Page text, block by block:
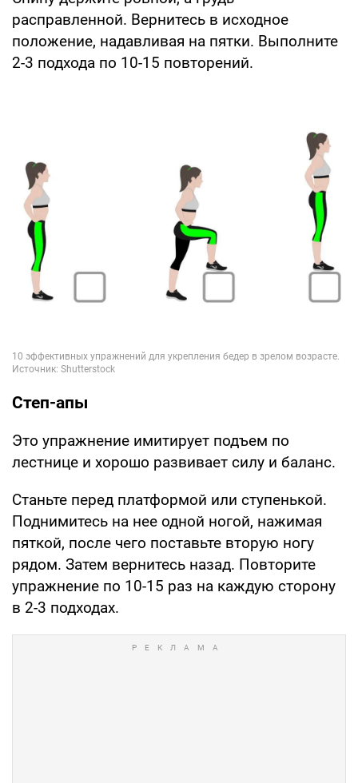
расправленной. Вернитесь в исходное
положение, надавливая на пятки. Выполните
2-3 подхода по 10-15 повторений.
Степ-апы
Это упражнение имитирует подъем по
лестнице и хорошо развивает силу и баланс.
Станьте перед платформой или ступенькой.
Поднимитесь на нее одной ногой, нажимая
пяткой, после чего поставьте вторую ногу
рядом. Затем вернитесь назад. Повторите
упражнение по 10-15 раз на каждую сторону
в 2-3 подходах.